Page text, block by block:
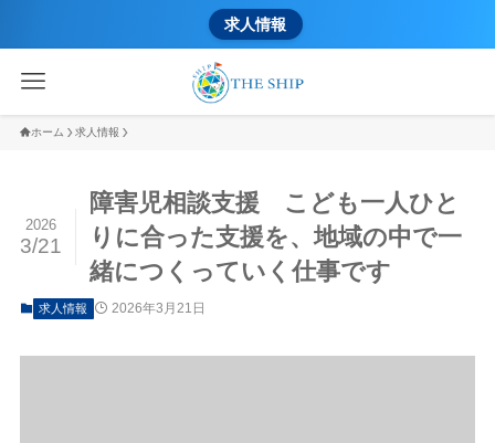
求人情報
ホーム 求人情報
障害児相談支援 こども一人ひと
りに合った支援を、地域の中で一
緒につくっていく仕事です
2026
3/21
求人情報 2026年3月21日